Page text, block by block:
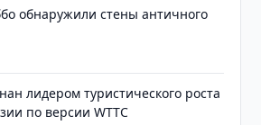
обнаружили стены античного
лидером туристического роста
по версии WTTC